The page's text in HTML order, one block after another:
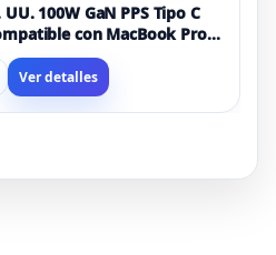
100W GaN PPS Tipo C
con MacBook Pro
Ver detalles